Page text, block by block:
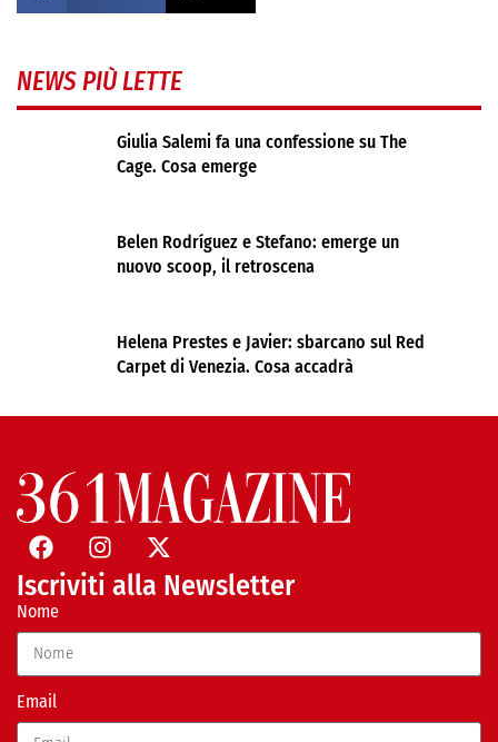
NEWS PIÙ LETTE
Giulia Salemi fa una confessione su The
Cage. Cosa emerge
Belen Rodríguez e Stefano: emerge un
nuovo scoop, il retroscena
Helena Prestes e Javier: sbarcano sul Red
Carpet di Venezia. Cosa accadrà
Iscriviti alla Newsletter
Nome
Email